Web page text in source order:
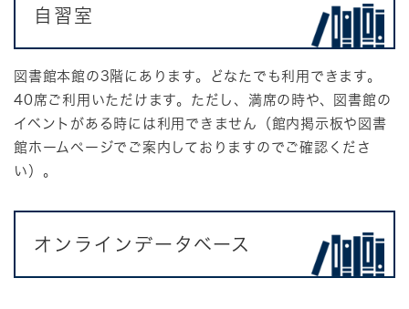
自習室
図書館本館の3階にあります。どなたでも利用できます。
40席ご利用いただけます。ただし、満席の時や、図書館の
イベントがある時には利用できません（館内掲示板や図書
館ホームページでご案内しておりますのでご確認くださ
い）。
オンラインデータベース